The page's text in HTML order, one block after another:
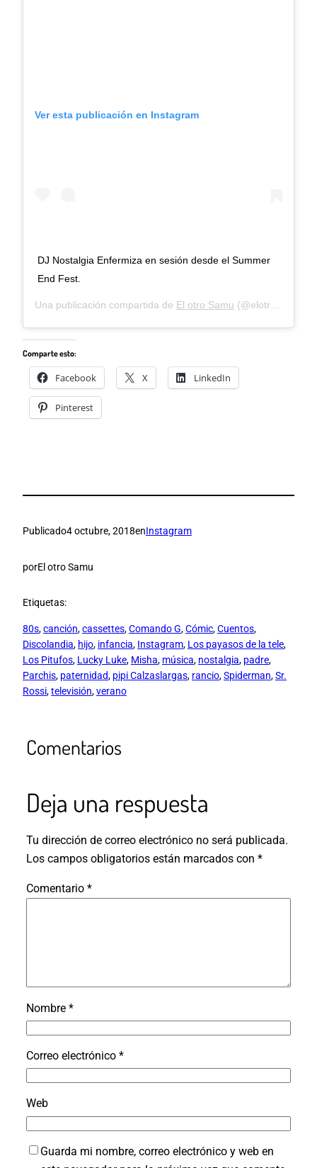
Ver esta publicación en Instagram
DJ Nostalgia Enfermiza en sesión desde el Summer
End Fest.
Una publicación compartida de El otro Samu (@elotrosamu) el
Comparte esto:
Facebook X LinkedIn
Pinterest
Publicado4 octubre, 2018enInstagram
porEl otro Samu
Etiquetas:
80s, canción, cassettes, Comando G, Cómic, Cuentos
Discolandia, hijo, infancia, Instagram, Los payasos de la tele
Los Pitufos, Lucky Luke, Misha, música, nostalgia, padre
Parchis, paternidad, pipi Calzaslargas, rancio, Spiderman, Sr.
Rossi, televisión, verano
Comentarios
Deja una respuesta
Tu dirección de correo electrónico no será publicada.
Los campos obligatorios están marcados con *
Comentario *
Nombre *
Correo electrónico *
Web
Guarda mi nombre, correo electrónico y web en